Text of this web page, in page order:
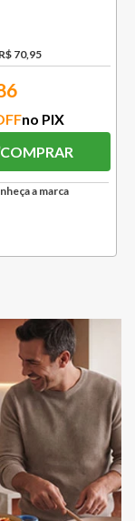
R$ 70,95
no PIX
COMPRAR
a marca